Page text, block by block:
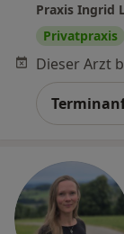
Praxis Ingrid
Privatpraxis